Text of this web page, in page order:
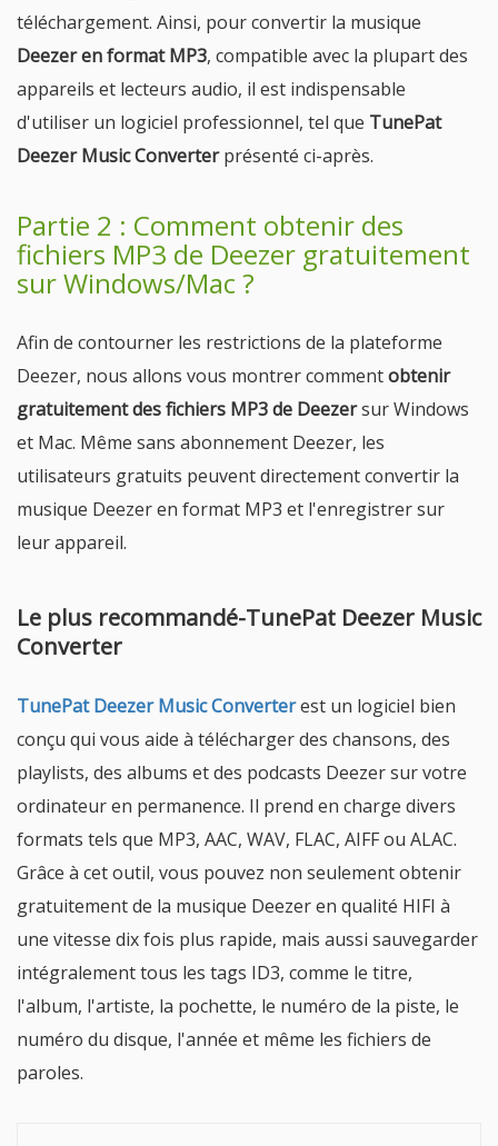
téléchargement. Ainsi, pour convertir la musique
Deezer en format MP3, compatible avec la plupart des
appareils et lecteurs audio, il est indispensable
d'utiliser un logiciel professionnel, tel que TunePat
Deezer Music Converterprésenté ci-après.
Partie 2 : Comment obtenir des
fichiers MP3 de Deezer gratuitement
sur Windows/Mac ?
Afin de contourner les restrictions de la plateforme
Deezer, nous allons vous montrer commentobtenir
gratuitement des fichiers MP3 de Deezersur Windows
et Mac. Même sans abonnement Deezer, les
utilisateurs gratuits peuvent directement convertir la
musique Deezer en format MP3 et l'enregistrer sur
leur appareil.
Le plus recommandé-TunePat Deezer Music
Converter
TunePat Deezer Music Converterest un logiciel bien
conçu qui vous aide à télécharger des chansons, des
playlists, des albums et des podcasts Deezer sur votre
ordinateur en permanence. Il prend en charge divers
formats tels que MP3, AAC, WAV, FLAC, AIFF ou ALAC.
Grâce à cet outil, vous pouvez non seulement obtenir
gratuitement de la musique Deezer en qualité HIFI à
une vitesse dix fois plus rapide, mais aussi sauvegarder
intégralement tous les tags ID3, comme le titre,
l'album, l'artiste, la pochette, le numéro de la piste, le
numéro du disque, l'année et même les fichiers de
paroles.